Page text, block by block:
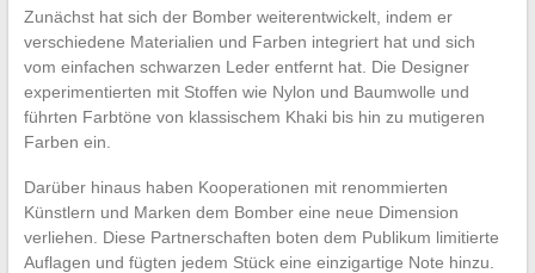
Zunächst hat sich der Bomber weiterentwickelt, indem er
verschiedene Materialien und Farben integriert hat und sich
vom einfachen schwarzen Leder entfernt hat. Die Designer
experimentierten mit Stoffen wie Nylon und Baumwolle und
führten Farbtöne von klassischem Khaki bis hin zu mutigeren
Farben ein.
Darüber hinaus haben Kooperationen mit renommierten
Künstlern und Marken dem Bomber eine neue Dimension
verliehen. Diese Partnerschaften boten dem Publikum limitierte
Auflagen und fügten jedem Stück eine einzigartige Note hinzu.